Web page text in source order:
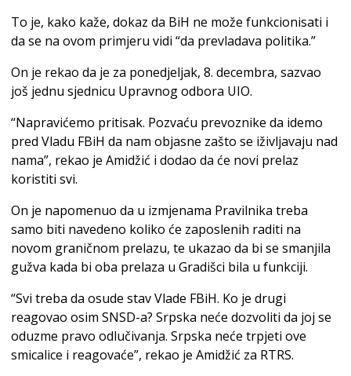
To je, kako kaže, dokaz da BiH ne može funkcionisati i
da se na ovom primjeru vidi “da prevladava politika.”
On je rekao da je za ponedjeljak, 8. decembra, sazvao
još jednu sjednicu Upravnog odbora UIO.
“Napravićemo pritisak. Pozvaću prevoznike da idemo
pred Vladu FBiH da nam objasne zašto se iživljavaju nad
nama”, rekao je Amidžić i dodao da će novi prelaz
koristiti svi.
On je napomenuo da u izmjenama Pravilnika treba
samo biti navedeno koliko će zaposlenih raditi na
novom graničnom prelazu, te ukazao da bi se smanjila
gužva kada bi oba prelaza u Gradišci bila u funkciji.
“Svi treba da osude stav Vlade FBiH. Ko je drugi
reagovao osim SNSD-a? Srpska neće dozvoliti da joj se
oduzme pravo odlučivanja. Srpska neće trpjeti ove
smicalice i reagovaće”, rekao je Amidžić za RTRS.